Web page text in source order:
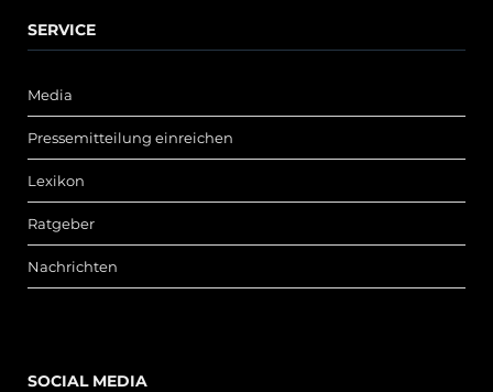
SERVICE
Media
Pressemitteilung einreichen
Lexikon
Ratgeber
Nachrichten
SOCIAL MEDIA